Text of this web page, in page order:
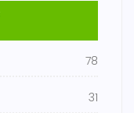
78
31